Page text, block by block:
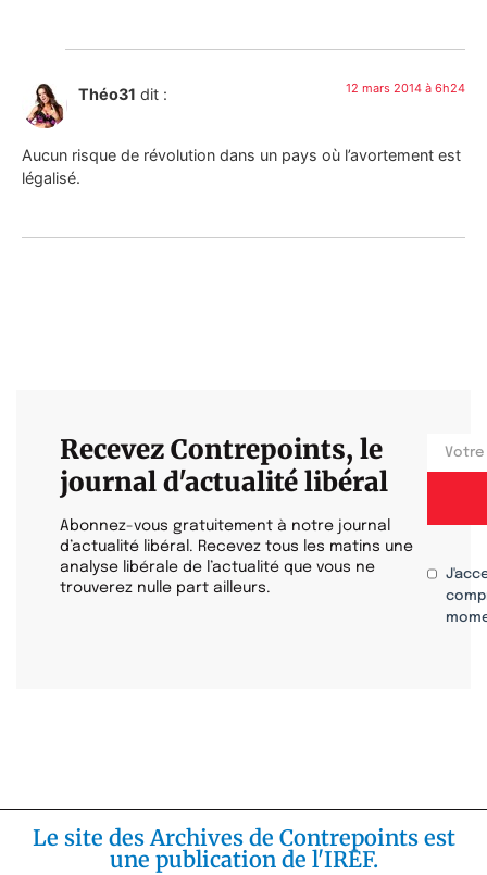
Théo31 dit : 12 mars 2014 à 6h24
Aucun risque de révolution dans un pays où l’avortement est
légalisé.
Recevez Contrepoints, le
journal d'actualité libéral
Abonnez-vous gratuitement à notre journal
d’actualité libéral. Recevez tous les matins une
analyse libérale de l’actualité que vous ne
trouverez nulle part ailleurs.
Le site des Archives de Contrepoints est
une publication de l'IREF.